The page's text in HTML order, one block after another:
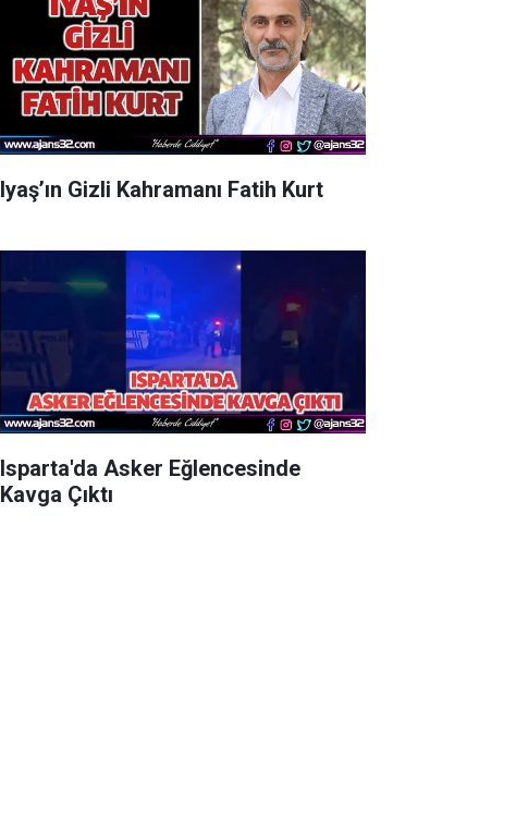
Iyaş’ın Gizli Kahramanı Fatih Kurt
Isparta'da Asker Eğlencesinde
Kavga Çıktı